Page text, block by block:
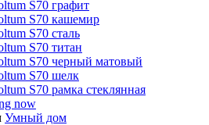
S70 графит
S70 кашемир
S70 сталь
S70 титан
S70 черный матовый
S70 шелк
S70 рамка стеклянная
now
Умный дом